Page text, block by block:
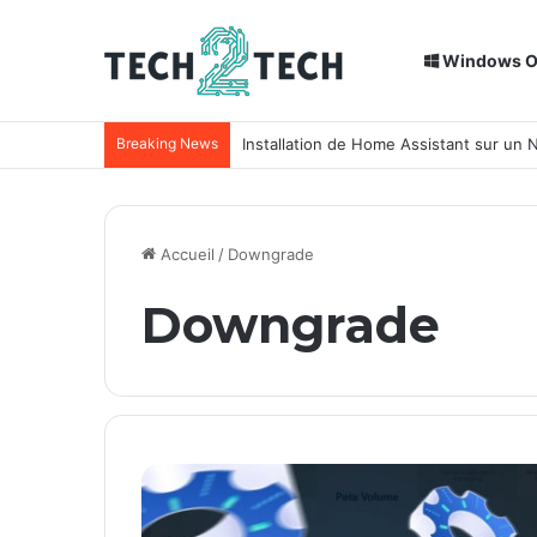
Windows
Breaking News Installation de Home Assistant sur un
Accueil / Downgrade
Downgrade